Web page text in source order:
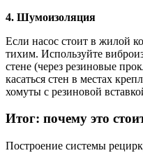
4. Шумоизоляция
Если насос стоит в жилой
тихим. Используйте
стене (через резиновые
касаться стен в местах
хомуты с резиновой
Итог: почему это
Построение системы